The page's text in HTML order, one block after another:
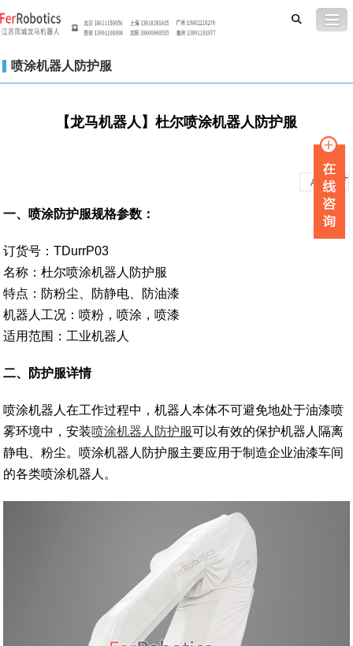
喷涂机器人防护服
【龙马机器人】杜尔喷涂机器人防护服
A A +
一、喷涂防护服规格参数：
订货号：TDurrP03
名称：杜尔喷涂机器人防护服
特点：防粉尘、防静电、防油漆
机器人工况：喷粉，喷涂，喷漆
适用范围：工业机器人
二、防护服详情
喷涂机器人在工作过程中，机器人本体不可避免地处于油漆喷
雾环境中，安装喷涂机器人防护服可以有效的保护机器人隔离
静电、粉尘。喷涂机器人防护服主要应用于制造企业油漆车间
的各类喷涂机器人。